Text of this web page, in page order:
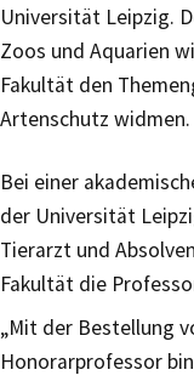
Universität Leipzig.
Zoos und Aquarien
Fakultät den
Artenschutz widmen.
Bei einer
der Universität
Tierarzt und
Fakultät die
„Mit der Bestellung
Honorarprofessor